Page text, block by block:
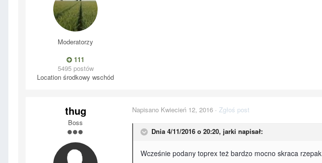
Moderatorzy
111
5495 postów
Location środkowy wschód
thug
Boss
Napisano Kwiecień 12, 2016 · Zgłoś post
Dnia 4/11/2016 o 20:20, jarki napisał:
Wcześnie podany toprex też bardzo mocno skraca rzepak